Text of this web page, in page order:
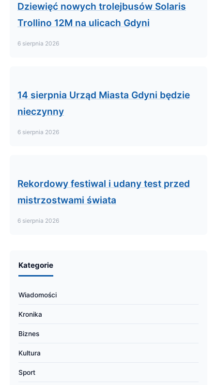
Dziewięć nowych trolejbusów Solaris
Trollino 12M na ulicach Gdyni
6 sierpnia 2026
14 sierpnia Urząd Miasta Gdyni będzie
nieczynny
6 sierpnia 2026
Rekordowy festiwal i udany test przed
mistrzostwami świata
6 sierpnia 2026
Kategorie
Wiadomości
Kronika
Biznes
Kultura
Sport